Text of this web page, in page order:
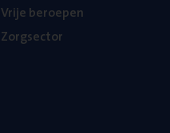
Vrije beroe­pen
Zorg­sec­tor